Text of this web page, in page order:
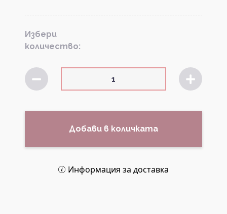
Избери
количество:
Добави в количката
Информация за доставка